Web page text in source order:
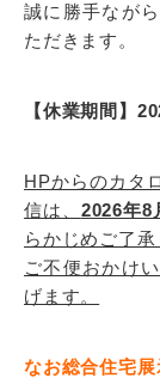
誠に勝手なが
ただきます。
【休業期間】
HPからのカタ
信は、 2026年8
らかじめご了承
ご不便おかけ
げます。
なお総合住宅展